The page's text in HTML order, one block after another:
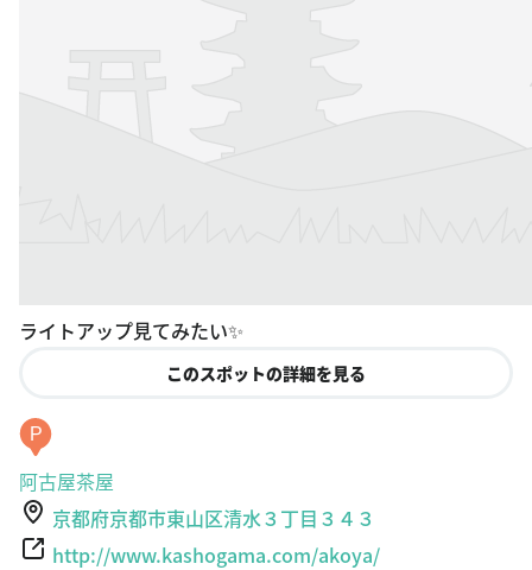
ライトアップ見てみたい✨
このスポットの詳細を見る
P
阿古屋茶屋
京都府京都市東山区清水３丁目３４３
http://www.kashogama.com/akoya/